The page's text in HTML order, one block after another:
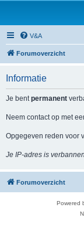
V&A
Forumoverzicht
Informatie
Je bentpermanent
Neem contact op met
Opgegeven reden voor
Je IP-adres is
Forumoverzicht
Powered